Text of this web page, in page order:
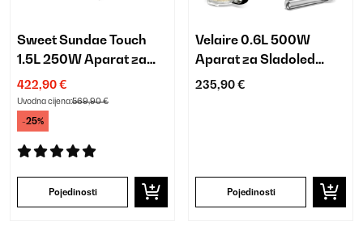
Sweet Sundae Touch
1.5L 250W Aparat za
Sladoled s
Kompresorom Bijela
422,90 €
Uvodna cijena:569,90 €
-25%
Pojedinosti
Velaire 0.6L 500W
Aparat za Sladoled
Bijela
235,90 €
Pojedinosti